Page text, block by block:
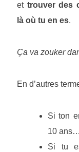
et trouver des
là où tu en es.
Ça va zouker
En d’autres
Si ton
10 ans…
Si tu